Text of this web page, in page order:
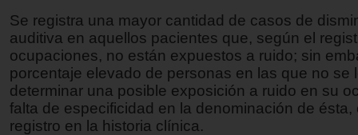
Se registra una mayor cantidad de casos de
auditiva en aquellos pacientes que, según el
ocupaciones, no están expuestos a ruido; sin
porcentaje elevado de personas en las que no se
determinar una posible exposición a ruido en su
falta de especificidad en la denominación de ésta,
registro en la historia clínica.